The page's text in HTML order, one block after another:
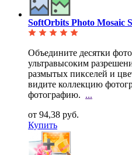
SoftOrbits Photo Mosaic
Объедините десятки
ультравысоким
размытых пикселей и
видите коллекцию
фотографию. ...
от 94,38 руб.
Купить